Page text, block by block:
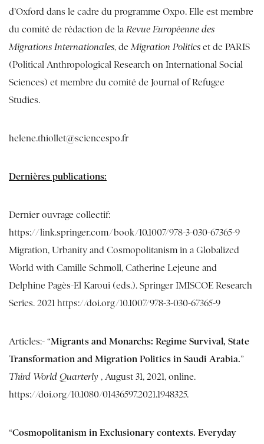
d’Oxford dans le cadre du programme Oxpo. Elle est membre
du comité de rédaction de la Revue Européenne des
Migrations Internationales, de Migration Politics et de PARIS
(Political Anthropological Research on International Social
Sciences) et membre du comité de Journal of Refugee
Studies.
helene.thiollet@sciencespo.fr
Dernières publications:
Dernier ouvrage collectif:
https://link.springer.com/book/10.1007/978-3-030-67365-9
Migration, Urbanity and Cosmopolitanism in a Globalized
World with Camille Schmoll, Catherine Lejeune and
Delphine Pagès-El Karoui (eds.). Springer IMISCOE Research
Series. 2021 https://doi.org/10.1007/978-3-030-67365-9
Articles:- “Migrants and Monarchs: Regime Survival, State
Transformation and Migration Politics in Saudi Arabia.”
Third World Quarterly , August 31, 2021, online.
https://doi.org/10.1080/01436597.2021.1948325.
“Cosmopolitanism in Exclusionary contexts. Everyday